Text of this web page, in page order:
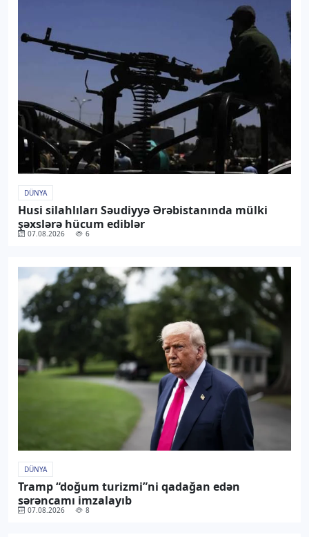
DÜNYA
Husi silahlıları Səudiyyə Ərəbistanında mülki
şəxslərə hücum ediblər
07.08.2026 6
DÜNYA
Tramp “doğum turizmi”ni qadağan edən
sərəncamı imzalayıb
07.08.2026 8